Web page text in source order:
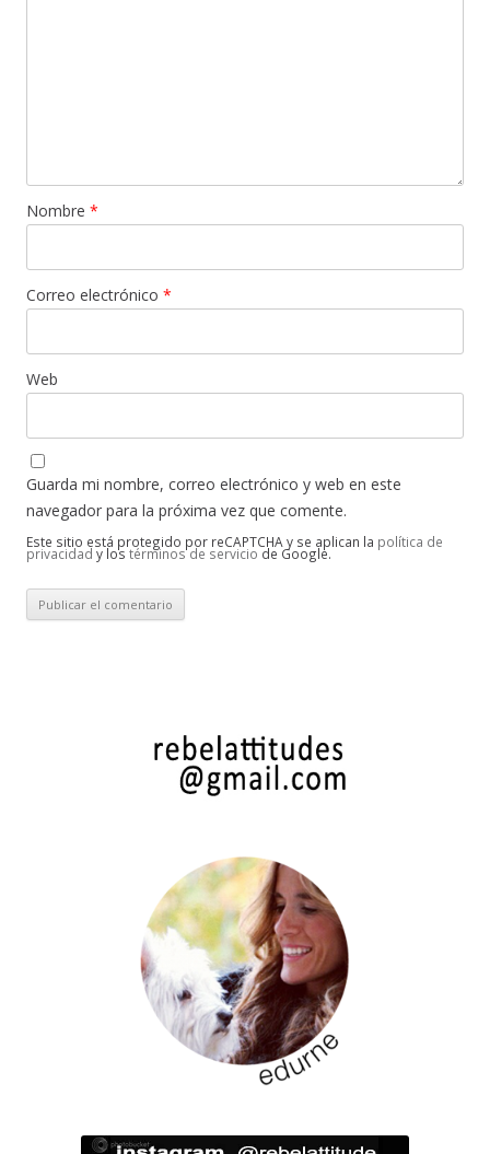
Nombre *
Correo electrónico *
Web
Guarda mi nombre, correo electrónico y web en este
navegador para la próxima vez que comente.
Este sitio está protegido por reCAPTCHA y se aplican la política de
privacidady lostérminos de serviciode Google.